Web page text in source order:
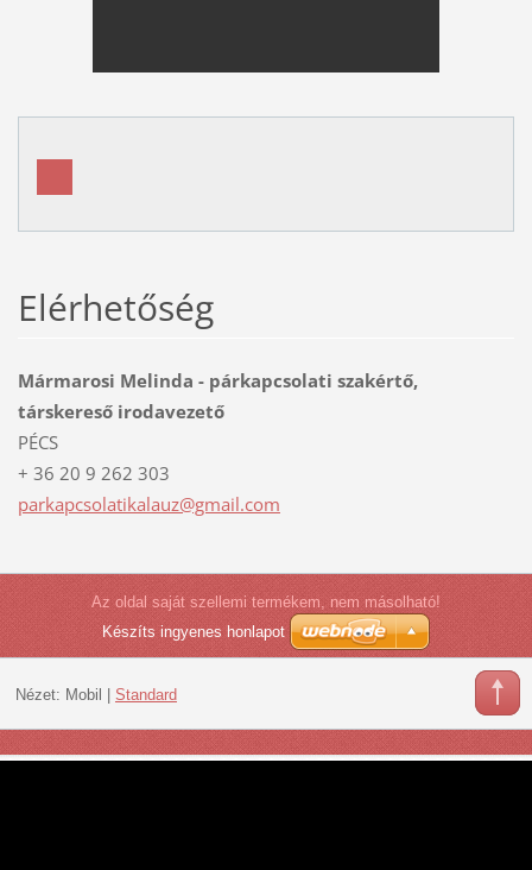
Elérhetőség
Mármarosi Melinda - párkapcsolati szakértő,
társkereső irodavezető
PÉCS
+ 36 20 9 262 303
parkapcsolatikalauz@gmail.com
Az oldal saját szellemi termékem, nem másolható!
Készíts ingyenes honlapot
Nézet: Mobil | Standard